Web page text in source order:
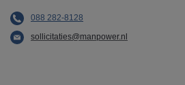
088 282-8128
sollicitaties@manpower.nl